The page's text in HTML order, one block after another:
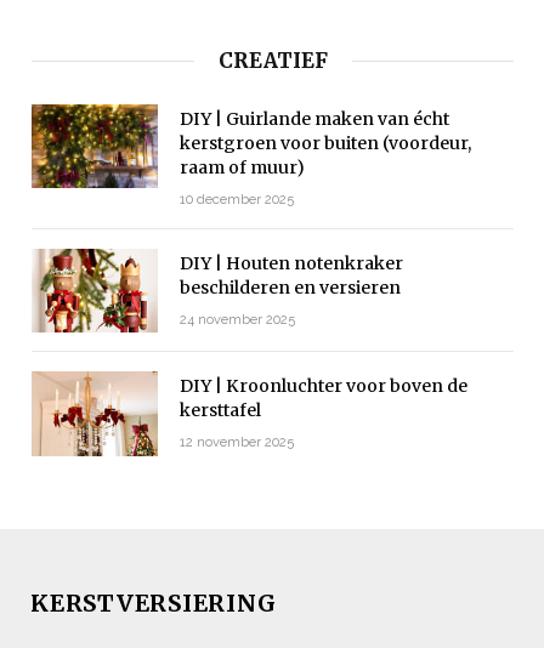
CREATIEF
DIY | Guirlande maken van écht
kerstgroen voor buiten (voordeur,
raam of muur)
10 december 2025
DIY | Houten notenkraker
beschilderen en versieren
24 november 2025
DIY | Kroonluchter voor boven de
kersttafel
12 november 2025
KERSTVERSIERING